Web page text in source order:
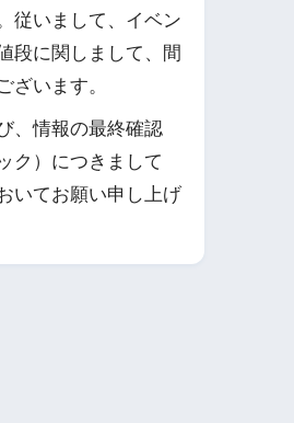
従いまして、イベン
段に関しまして、間
ざいます。
、情報の最終確認
ク）につきまして
いてお願い申し上げ